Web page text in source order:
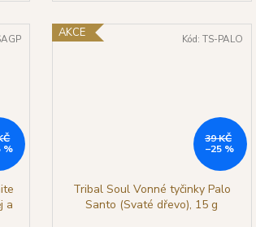
%
a
AKCE
39 KČ
–25 %
Tribal Soul Vonné tyčinky Palo
Santo (Svaté dřevo), 15 g
Kód: TS-PALO